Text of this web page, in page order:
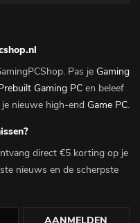
Pas je Gaming
Gaming PC en beleef
nieuwe high-end Game PC.
direct €5 korting op je
nieuws en de scherpste